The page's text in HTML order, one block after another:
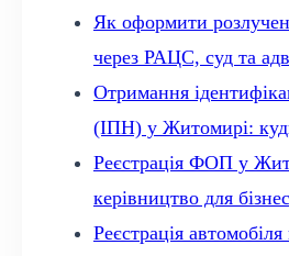
Як оформити
через РАЦС, суд та
Отримання
(ІПН) у Житомирі:
Реєстрація ФОП у
керівництво для
Реєстрація